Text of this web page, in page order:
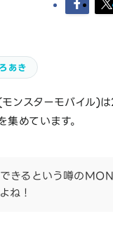
あき
スターモバイル)
めています。
きるという噂の
ね！